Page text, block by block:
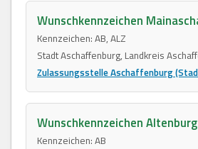
Wunschkennzeichen
Kennzeichen: AB, ALZ
Stadt Aschaffenburg, Landkreis
Zulassungsstelle Aschaffenburg
Wunschkennzeichen Altenburg
Kennzeichen: AB